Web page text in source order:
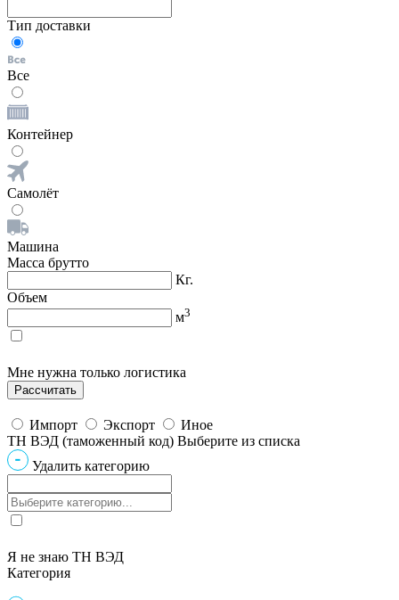
Тип доставки
Все
Контейнер
Самолёт
Машина
Масса брутто
Кг.
Объем
м3
Мне нужна только логистика
Импорт Экспорт
Иное
ТН ВЭД (таможенный код) Выберите из списка
Удалить категорию
Я не знаю ТН ВЭД
Категория